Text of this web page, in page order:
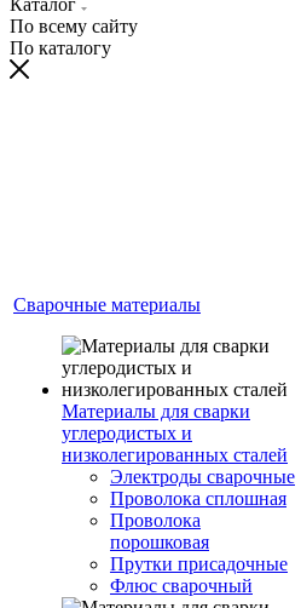
Каталог
По всему сайту
По каталогу
Сварочные материалы
Материалы для сварки
углеродистых и
низколегированных сталей
Электроды сварочные
Проволока сплошная
Проволока
порошковая
Прутки присадочные
Флюс сварочный